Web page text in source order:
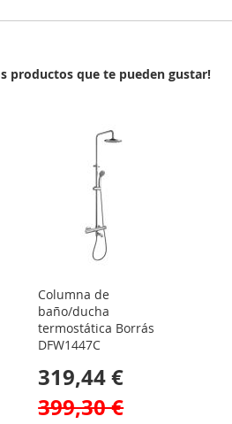
productos que te pueden gustar!
Columna de
baño/ducha
termostática Borrás
DFW1447C
319,44 €
399,30 €